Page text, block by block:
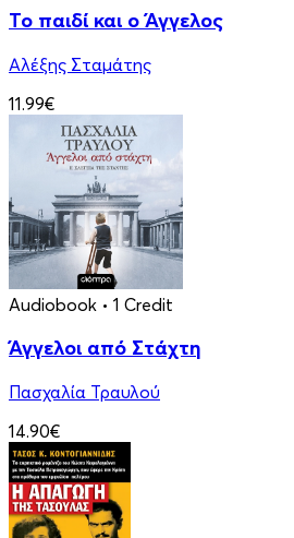
Το παιδί και ο Άγγελος
Αλέξης Σταμάτης
11.99€
Audiobook • 1 Credit
Άγγελοι από Στάχτη
Πασχαλία Τραυλού
14.90€